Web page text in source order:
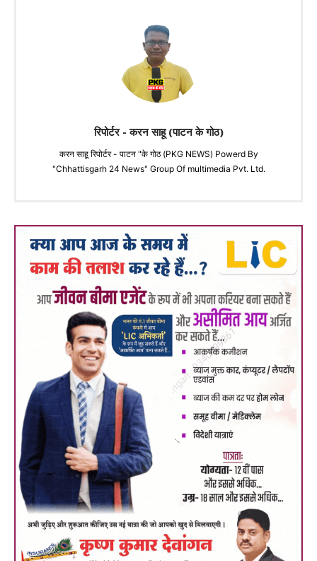
रिपोर्टर - करन साहू (पाटन के गोठ)
करन साहू रिपोर्टर - पाटन "के गोठ (PKG NEWS) Powerd By
"Chhattisgarh 24 News" Group Of multimedia Pvt. Ltd.